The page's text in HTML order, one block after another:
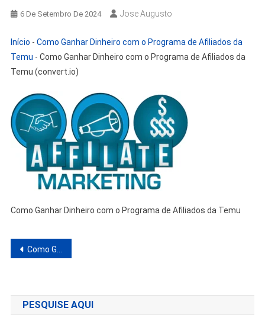
6 De Setembro De 2024 Jose Augusto
Início - Como Ganhar Dinheiro com o Programa de Afiliados da
Temu - Como Ganhar Dinheiro com o Programa de Afiliados da
Temu (convert.io)
Como Ganhar Dinheiro com o Programa de Afiliados da Temu
Navegação
Post
Como Ganhar Dinheiro com o Programa de Afiliados da Temu
PESQUISE AQUI